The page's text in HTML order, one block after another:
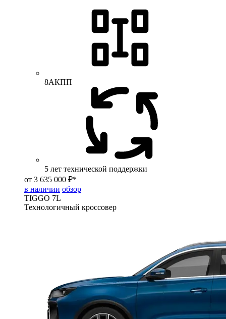
8АКПП
5 лет технической поддержки
от 3 635 000 ₽*
в наличии обзор
TIGGO 7L
Технологичный кроссовер